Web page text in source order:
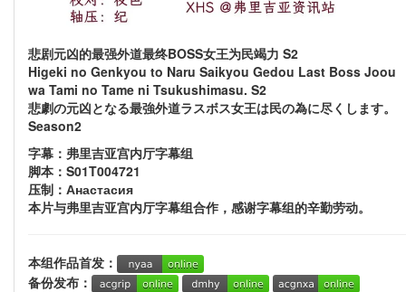
悲剧元凶的最强外道最终BOSS女王为民竭力 S2
Higeki no Genkyou to Naru Saikyou Gedou Last Boss Joou
wa Tami no Tame ni Tsukushimasu. S2
悲劇の元凶となる最強外道ラスボス女王は民の為に尽くします。
Season2
字幕：弗里吉亚宫内厅字幕组
脚本：S01T004721
压制：Анастасия
本片与弗里吉亚宫内厅字幕组合作，感谢字幕组的辛勤劳动。
本组作品首发：
备份发布：